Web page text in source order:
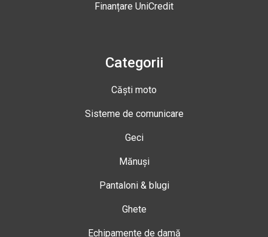
Finanțare UniCredit
Categorii
Căști moto
Sisteme de comunicare
Geci
Mănuși
Pantaloni & blugi
Ghete
Echipamente de damă